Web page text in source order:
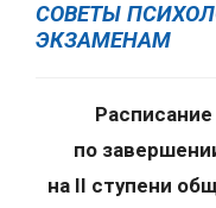
СОВЕТЫ
ЭКЗАМЕНАМ
по
на II ступени